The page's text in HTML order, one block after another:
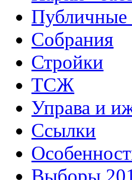
Публичные
Собрания
Стройки
ТСЖ
Управа и
Ссылки